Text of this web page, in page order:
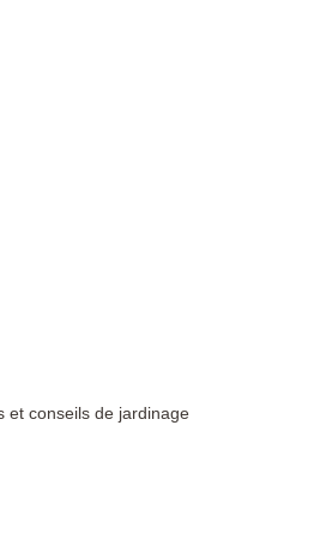
et conseils de jardinage